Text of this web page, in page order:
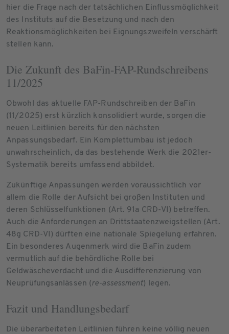
hier die Frage nach der tatsächlichen Einflussmöglichkeit
des Instituts auf die Besetzung und nach den
Reaktionsmöglichkeiten bei Eignungszweifeln verschärft
stellen kann.
Die Zukunft des BaFin-FAP-Rundschreibens
11/2025
Obwohl das aktuelle FAP-Rundschreiben der BaFin
(11/2025) erst kürzlich konsolidiert wurde, sorgen die
neuen Leitlinien bereits für den nächsten
Anpassungsbedarf. Ein Komplettumbau ist jedoch
unwahrscheinlich, da das bestehende Werk die 2021er-
Systematik bereits umfassend abbildet.
Zukünftige Anpassungen werden voraussichtlich vor
allem die Rolle der Aufsicht bei großen Instituten und
deren Schlüsselfunktionen (Art. 91a CRD-VI) betreffen.
Auch die Anforderungen an Drittstaatenzweigstellen (Art.
48g CRD-VI) dürften eine nationale Spiegelung erfahren.
Ein besonderes Augenmerk wird die BaFin zudem
vermutlich auf die behördliche Rolle bei
Geldwäscheverdacht und die Ausdifferenzierung von
Neuprüfungsanlässen (re-assessment) legen.
Fazit und Handlungsbedarf
Die überarbeiteten Leitlinien führen keine völlig neuen